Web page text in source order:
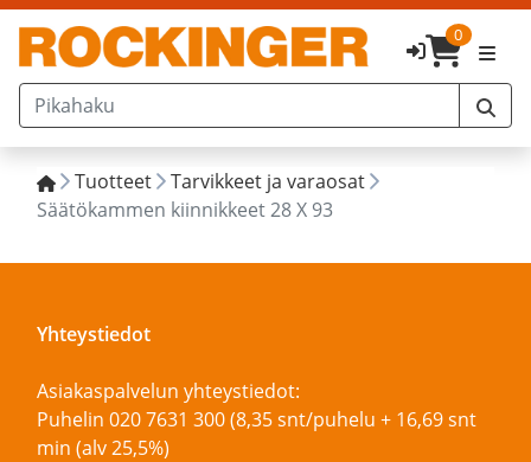
0
Tuotteet
Tarvikkeet ja varaosat
Säätökammen kiinnikkeet 28 X 93
Yhteystiedot
Asiakaspalvelun yhteystiedot:
Puhelin 020 7631 300 (8,35 snt/puhelu + 16,69 snt
min (alv 25,5%)